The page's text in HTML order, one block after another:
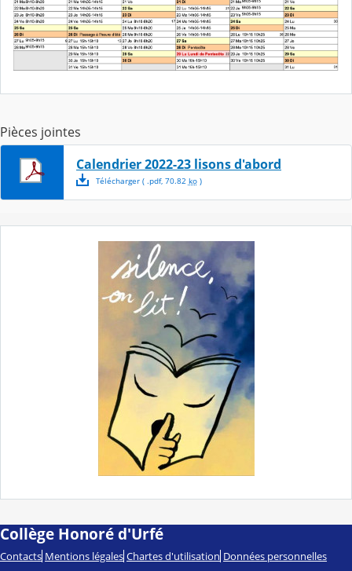
Pièces jointes
Calendrier 2022-23 lisons d'abord
Télécharger( .pdf, 70.82 ko)
Collège Honoré d'Urfé
Contacts Mentions légales Chartes d'utilisation Données personnelles